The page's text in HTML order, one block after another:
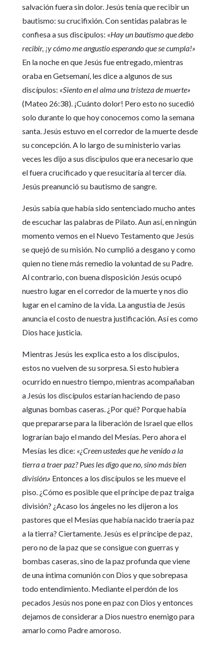
salvación fuera sin dolor. Jesús tenía que recibir un
bautismo: su crucifixión. Con sentidas palabras le
confiesa a sus discípulos: «Hay un bautismo que debo
recibir, ¡y cómo me angustio esperando que se cumpla!»
En la noche en que Jesús fue entregado, mientras
oraba en Getsemaní, les dice a algunos de sus
discípulos: «Siento en el alma una tristeza de muerte»
(Mateo 26:38). ¡Cuánto dolor! Pero esto no sucedió
solo durante lo que hoy conocemos como la semana
santa. Jesús estuvo en el corredor de la muerte desde
su concepción. A lo largo de su ministerio varias
veces les dijo a sus discípulos que era necesario que
el fuera crucificado y que resucitaría al tercer día.
Jesús preanunció su bautismo de sangre.
Jesús sabía que había sido sentenciado mucho antes
de escuchar las palabras de Pilato. Aun así, en ningún
momento vemos en el Nuevo Testamento que Jesús
se quejó de su misión. No cumplió a desgano y como
quien no tiene más remedio la voluntad de su Padre.
Al contrario, con buena disposición Jesús ocupó
nuestro lugar en el corredor de la muerte y nos dio
lugar en el camino de la vida. La angustia de Jesús
anuncia el costo de nuestra justificación. Así es como
Dios hace justicia.
Mientras Jesús les explica esto a los discípulos,
estos no vuelven de su sorpresa. Si esto hubiera
ocurrido en nuestro tiempo, mientras acompañaban
a Jesús los discípulos estarían haciendo de paso
algunas bombas caseras. ¿Por qué? Porque había
que prepararse para la liberación de Israel que ellos
lograrían bajo el mando del Mesías. Pero ahora el
Mesías les dice: «¿Creen ustedes que he venido a la
tierra a traer paz? Pues les digo que no, sino más bien
división.» Entonces a los discípulos se les mueve el
piso. ¿Cómo es posible que el príncipe de paz traiga
división? ¿Acaso los ángeles no les dijeron a los
pastores que el Mesías que había nacido traería paz
a la tierra? Ciertamente. Jesús es el príncipe de paz,
pero no de la paz que se consigue con guerras y
bombas caseras, sino de la paz profunda que viene
de una íntima comunión con Dios y que sobrepasa
todo entendimiento. Mediante el perdón de los
pecados Jesús nos pone en paz con Dios y entonces
dejamos de considerar a Dios nuestro enemigo para
amarlo como Padre amoroso.